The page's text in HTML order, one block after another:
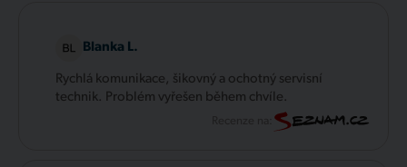
Blanka L.
Rychlá komunikace, šikovný a ochotný servisní
technik. Problém vyřešen během chvíle.